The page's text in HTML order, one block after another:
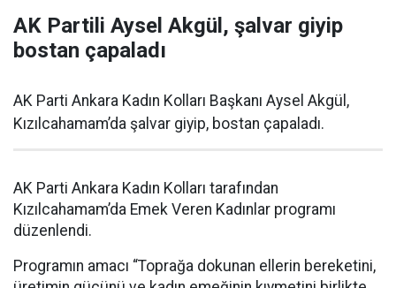
AK Partili Aysel Akgül, şalvar giyip
bostan çapaladı
AK Parti Ankara Kadın Kolları Başkanı Aysel Akgül,
Kızılcahamam’da şalvar giyip, bostan çapaladı.
AK Parti Ankara Kadın Kolları tarafından
Kızılcahamam’da Emek Veren Kadınlar programı
düzenlendi.
Programın amacı “Toprağa dokunan ellerin bereketini,